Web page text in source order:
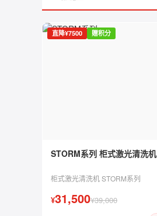
直降¥7500 赠积分
STORM系列 柜式激光清洗机
柜式激光清洗机 STORM系列
¥31,500¥39,000